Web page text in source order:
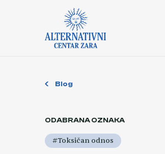
Blog
ODABRANA OZNAKA
#Toksičan odnos